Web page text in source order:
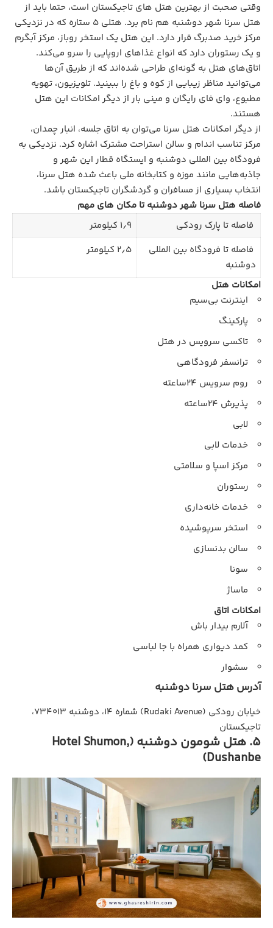
وقتی صحبت از بهترین هتل‌ های تاجیکستان است، حتما باید از
هتل سرنا شهر دوشنبه هم نام برد. هتلی ۵ ستاره که در نزدیکی
مرکز خرید صدبرگ قرار دارد. این هتل یک استخر روباز، مرکز آبگرم
و یک رستوران دارد که انواع غذاهای اروپایی را سرو می‌کند.
اتاق‌های هتل به گونه‌ای طراحی شده‌اند که از طریق آن‌ها
می‌توانید مناظر زیبایی از کوه و باغ را ببینید. تلویزیون، تهویه
مطبوع، وای فای رایگان و مینی بار از دیگر امکانات این هتل
هستند.
از دیگر امکانات هتل سرنا می‌توان به اتاق جلسه، انبار چمدان،
مرکز تناسب اندام و سالن استراحت مشترک اشاره کرد. نزدیکی به
فرودگاه بین المللی دوشنبه و ایستگاه قطار این شهر و
جاذبه‌هایی مانند موزه و کتابخانه ملی باعث شده هتل سرنا،
انتخاب بسیاری از مسافران و گردشگران تاجیکستان باشد.
فاصله هتل سرنا شهر دوشنبه تا مکان های مهم
فاصله تا پارک رودکی
۱٫۹ کیلومتر
فاصله تا فرودگاه بین المللی
دوشنبه
۲٫۵ کیلومتر
امکانات هتل
اینترنت بی‌سیم
پارکینگ
تاکسی سرویس در هتل
ترانسفر فرودگاهی
روم سرویس ۲۴ساعته
پذیرش ۲۴ساعته
لابی
خدمات لابی
مرکز اسپا و سلامتی
رستوران
خدمات خانه‌داری
استخر سرپوشیده
سالن بدنسازی
سونا
ماساژ
امکانات اتاق
آلارم بیدار باش
کمد دیواری همراه با جا لباسی
سشوار
آدرس هتل سرنا دوشنبه
خیابان رودکی (Rudaki Avenue) شماره ۱۴، دوشنبه ۷۳۴۰۱۳،
تاجیکستان
5. هتل شومون دوشنبه (Hotel Shumon,
Dushanbe)